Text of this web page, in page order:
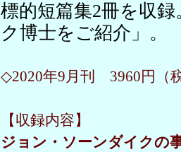
標的短篇集2冊を収
ク博士をご紹介」。
◇2020年9月刊 3960円（
【収録内容】
ジョン・ソーンダイクの